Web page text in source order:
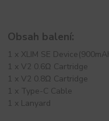
Obsah balení:
1 x XLIM SE
1 x V2 0.6Ω Cartridge
1 x V2 0.8Ω Cartridge
1 x Type-C Cable
1 x Lanyard